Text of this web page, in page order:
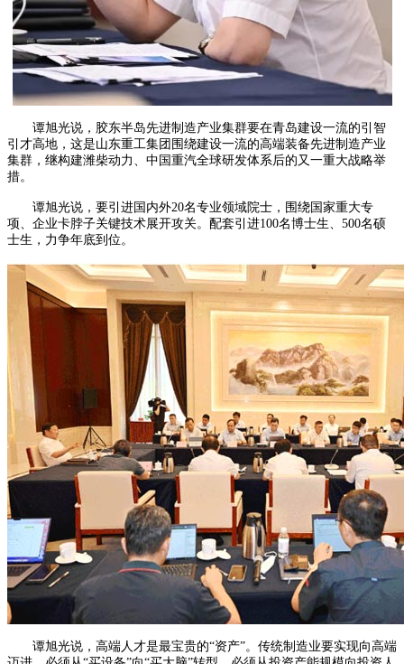
谭旭光说，胶东半岛先进制造产业集群要在青岛建设一流的引智
引才高地，这是山东重工集团围绕建设一流的高端装备先进制造产业
集群，继构建潍柴动力、中国重汽全球研发体系后的又一重大战略举
措。
谭旭光说，要引进国内外20名专业领域院士，围绕国家重大专
项、企业卡脖子关键技术展开攻关。配套引进100名博士生、500名硕
士生，力争年底到位。
谭旭光说，高端人才是最宝贵的“资产”。传统制造业要实现向高端